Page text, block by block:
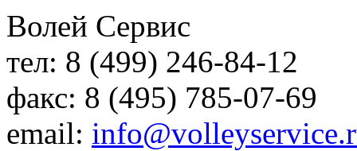
Волей Сервис
тел: 8 (499) 246-84-12
факс: 8 (495) 785-07-69
email: